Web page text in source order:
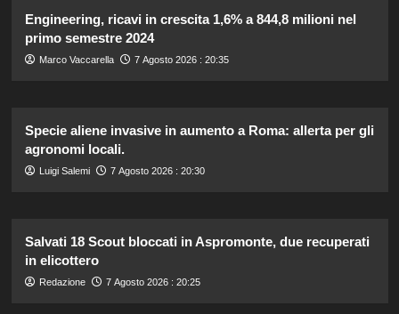
Engineering, ricavi in crescita 1,6% a 844,8 milioni nel
primo semestre 2024
Marco Vaccarella 7 Agosto 2026 : 20:35
Specie aliene invasive in aumento a Roma: allerta per gli
agronomi locali.
Luigi Salemi 7 Agosto 2026 : 20:30
Salvati 18 Scout bloccati in Aspromonte, due recuperati
in elicottero
Redazione 7 Agosto 2026 : 20:25